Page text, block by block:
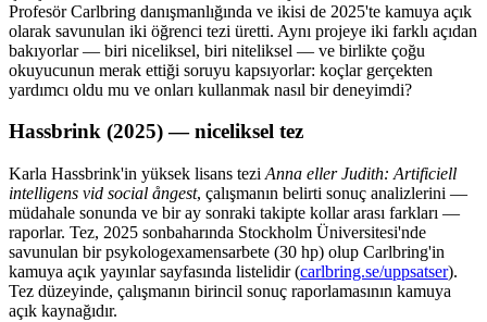
Profesör Carlbring danışmanlığında ve ikisi de 2025'te kamuya açık
olarak savunulan iki öğrenci tezi üretti. Aynı projeye iki farklı açıdan
bakıyorlar — biri niceliksel, biri niteliksel — ve birlikte çoğu
okuyucunun merak ettiği soruyu kapsıyorlar: koçlar gerçekten
yardımcı oldu mu ve onları kullanmak nasıl bir deneyimdi?
Hassbrink (2025) — niceliksel tez
Karla Hassbrink'in yüksek lisans tezi Anna eller Judith: Artificiell
intelligens vid social ångest, çalışmanın belirti sonuç analizlerini —
müdahale sonunda ve bir ay sonraki takipte kollar arası farkları —
raporlar. Tez, 2025 sonbaharında Stockholm Üniversitesi'nde
savunulan bir psykologexamensarbete (30 hp) olup Carlbring'in
kamuya açık yayınlar sayfasında listelidir (carlbring.se/uppsatser).
Tez düzeyinde, çalışmanın birincil sonuç raporlamasının kamuya
açık kaynağıdır.